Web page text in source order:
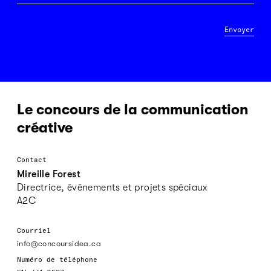
Envoyer
Le concours de la communication
créative
Contact
Mireille Forest
Directrice, événements et projets spéciaux
A2C
Courriel
info@concoursidea.ca
Numéro de téléphone